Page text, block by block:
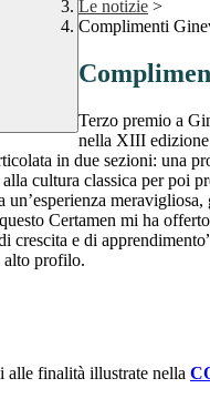
Le notizie >
Complimenti
Terzo premio a
nella XIII edizione
in due sezioni: una
cultura classica per poi
Certamen mi ha
e di
alto profilo.
alle finalità illustrate nella